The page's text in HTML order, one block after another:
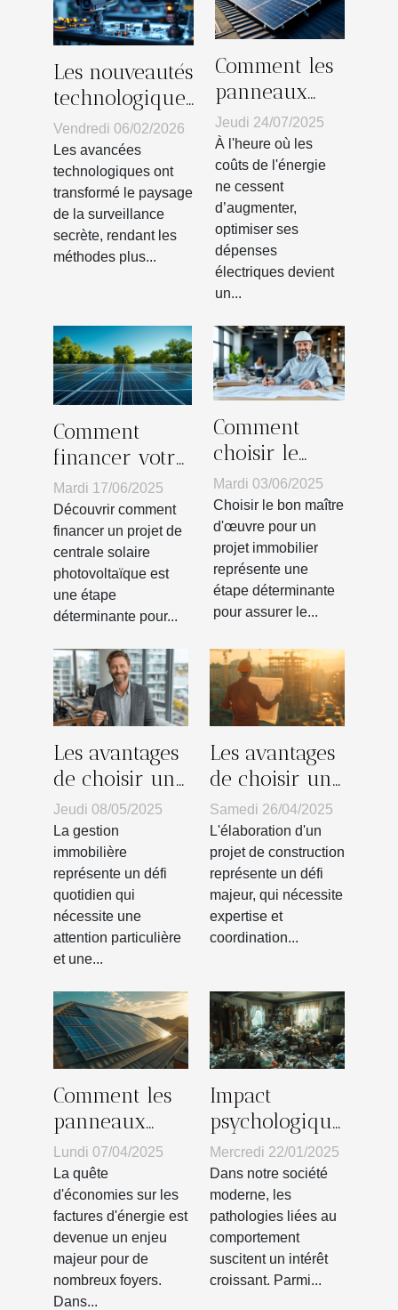
Les nouveautés
technologiques
en matière de
surveillance
secrète
Vendredi 06/02/2026
Les avancées
technologiques ont
transformé le paysage
de la surveillance
secrète, rendant les
méthodes plus...
Comment les
panneaux
solaires
peuvent
réduire vos
factures
d'électricité ?
Jeudi 24/07/2025
À l'heure où les
coûts de l'énergie
ne cessent
d’augmenter,
optimiser ses
dépenses
électriques devient
un...
Comment
financer votre
projet de
centrale
solaire
photovoltaïque
Mardi 17/06/2025
Découvrir comment
financer un projet de
centrale solaire
photovoltaïque est
une étape
déterminante pour...
Comment
choisir le
meilleur
maître
d'œuvre pour
votre projet
immobilier
Mardi 03/06/2025
Choisir le bon maître
d'œuvre pour un
projet immobilier
représente une
étape déterminante
pour assurer le...
Les avantages
de choisir un
syndic de
copropriété
local pour
votre gestion
immobilière
Jeudi 08/05/2025
La gestion
immobilière
représente un défi
quotidien qui
nécessite une
attention particulière
et une...
Les avantages
de choisir un
maître
d'œuvre pour
votre projet
de
construction
Samedi 26/04/2025
L'élaboration d'un
projet de construction
représente un défi
majeur, qui nécessite
expertise et
coordination...
Comment les
panneaux
solaires
peuvent
réduire votre
facture
d'énergie
Lundi 07/04/2025
La quête
d'économies sur les
factures d'énergie est
devenue un enjeu
majeur pour de
nombreux foyers.
Dans...
Impact
psychologique
du syndrome
de Diogène
sur les
familles
Mercredi 22/01/2025
Dans notre société
moderne, les
pathologies liées au
comportement
suscitent un intérêt
croissant. Parmi...